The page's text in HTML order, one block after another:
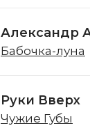
Александр
Бабочка-луна
Руки Вверх
Чужие Губы